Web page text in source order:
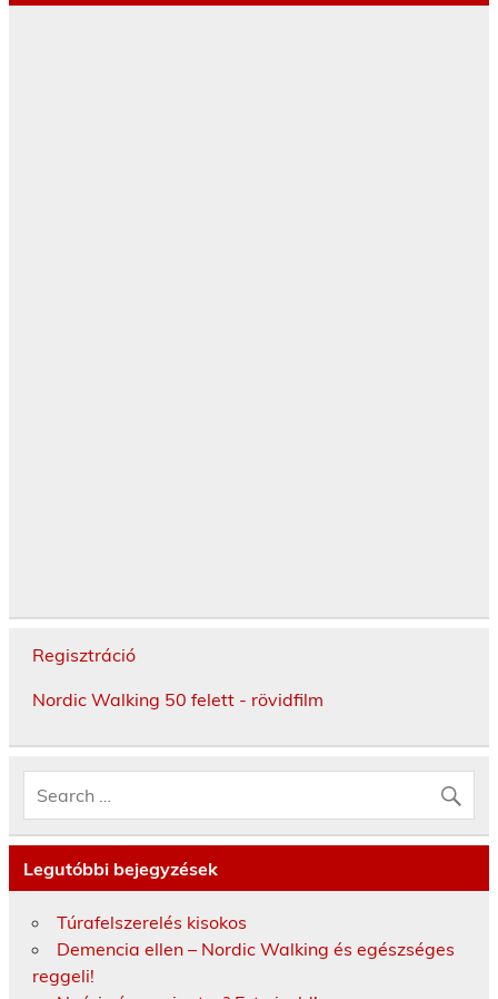
Regisztráció
Nordic Walking 50 felett - rövidfilm
Legutóbbi bejegyzések
Túrafelszerelés kisokos
Demencia ellen – Nordic Walking és egészséges
reggeli!